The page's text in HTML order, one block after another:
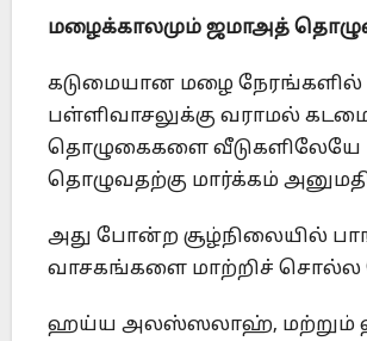
மழைக்காலமும் ஜமாஅத்
கடுமையான மழை நேரங்களில்
பள்ளிவாசலுக்கு வராமல்
தொழுகைகளை வீடுகளிலேயே
தொழுவதற்கு மார்க்கம்
அது போன்ற சூழ்நிலையில்
வாசகங்களை மாற்றிச் சொல்ல
ஹய்ய அலஸ்ஸலாஹ், மற்றும்